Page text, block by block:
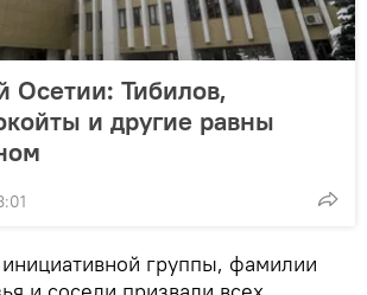
Тибилов,
и другие равны
группы, фамилии